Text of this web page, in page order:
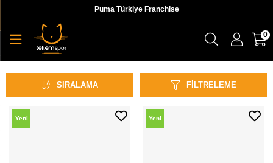
Puma Türkiye Franchise
0
Günlük
FILTRELEME
SIRALAMA
Yeni Yeni